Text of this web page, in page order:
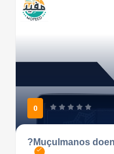
0
Muçulmanos